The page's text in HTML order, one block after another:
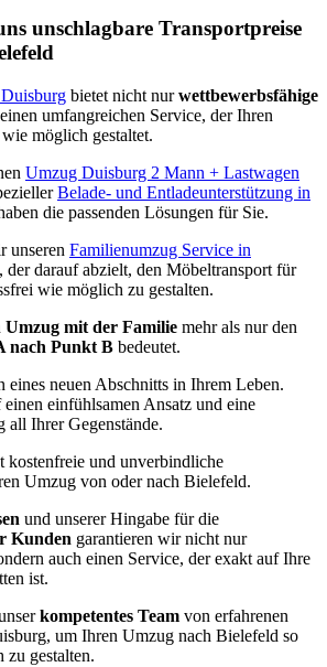
unschlagbare Transportpreise
bietet nicht nurwettbewerbsfähige
umfangreichen Service, der Ihren
möglich gestaltet.
Umzug Duisburg 2 Mann + Lastwagen
Belade- und Entladeunterstützung in
die passenden Lösungen für Sie.
unseren Familienumzug Service in
der darauf abzielt, den Möbeltransport für
wie möglich zu gestalten.
Umzug mit der Familie mehr als nur den
nach Punkt B bedeutet.
eines neuen Abschnitts in Ihrem Leben.
einfühlsamen Ansatz und eine
all Ihrer Gegenstände.
kostenfreie und unverbindliche
Umzug von oder nach Bielefeld.
und unserer Hingabe für die
Kunden garantieren wir nicht nur
auch einen Service, der exakt auf Ihre
ist.
kompetentes Team von erfahrenen
um Ihren Umzug nach Bielefeld so
zu gestalten.